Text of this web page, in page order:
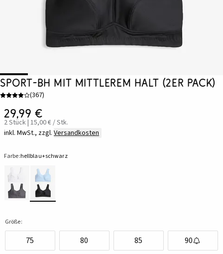
Sport-BH mit mittlerem Halt (2er Pack)
(367)
29,99 €
2 Stück | 15,00 € / Stk.
inkl. MwSt., zzgl. Versandkosten
Farbe:hellblau+schwarz
Größe:
75 80 85 90